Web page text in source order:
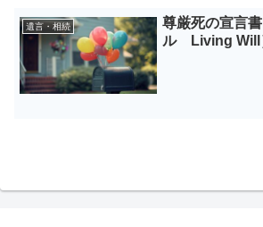
遺言・相続
尊厳死の宣言
ル Living Will